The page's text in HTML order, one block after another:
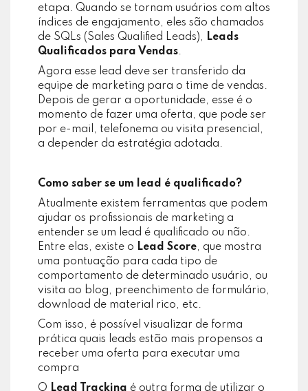
etapa. Quando se tornam usuários com altos
índices de engajamento, eles são chamados
de SQLs (Sales Qualified Leads),
Leads
Qualificados para Vendas.
Agora esse lead deve ser transferido da
equipe de marketing para o time de vendas.
Depois de gerar a oportunidade, esse é o
momento de fazer uma oferta, que pode ser
por e-mail, telefonema ou visita presencial,
a depender da estratégia adotada.
Como saber se um lead é qualificado?
Atualmente existem ferramentas que podem
ajudar os profissionais de marketing a
entender se um lead é qualificado ou não.
Entre elas, existe o Lead Score, que mostra
uma pontuação para cada tipo de
comportamento de determinado usuário, ou
visita ao blog, preenchimento de formulário,
download de material rico, etc.
Com isso, é possível visualizar de forma
prática quais leads estão mais propensos a
receber uma oferta para executar uma
compra
O Lead Tracking é outra forma de utilizar o